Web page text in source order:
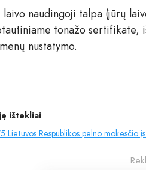
laivo naudingoji talpa (jūrų
tonažo sertifikate,
nustatymo.
ištekliai
Lietuvos Respublikos pelno mokesčio